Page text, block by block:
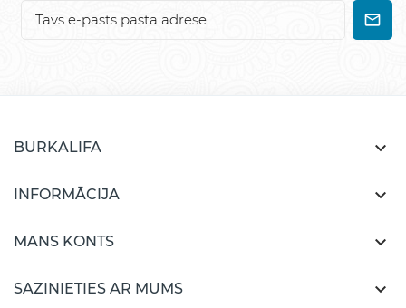
BURKALIFA 
INFORMĀCIJA 
MANS KONTS 
SAZINIETIES AR MUMS 